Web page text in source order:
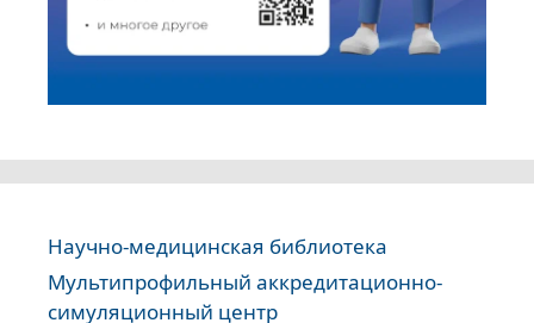
Научно-медицинская библиотека
Мультипрофильный аккредитационно-
симуляционный центр